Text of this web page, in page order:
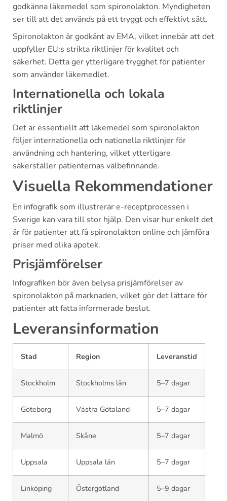
godkänna läkemedel som spironolakton. Myndigheten
ser till att det används på ett tryggt och effektivt sätt.
Spironolakton är godkänt av EMA, vilket innebär att det
uppfyller EU:s strikta riktlinjer för kvalitet och
säkerhet. Detta ger ytterligare trygghet för patienter
som använder läkemedlet.
Internationella och lokala
riktlinjer
Det är essentiellt att läkemedel som spironolakton
följer internationella och nationella riktlinjer för
användning och hantering, vilket ytterligare
säkerställer patienternas välbefinnande.
Visuella Rekommendationer
En infografik som illustrerar e-receptprocessen i
Sverige kan vara till stor hjälp. Den visar hur enkelt det
är för patienter att få spironolakton online och jämföra
priser med olika apotek.
Prisjämförelser
Infografiken bör även belysa prisjämförelser av
spironolakton på marknaden, vilket gör det lättare för
patienter att fatta informerade beslut.
Leveransinformation
Stad Region Leveranstid
Stockholm Stockholms län 5–7 dagar
Göteborg Västra Götaland 5–7 dagar
Malmö Skåne 5–7 dagar
Uppsala Uppsala län 5–7 dagar
Linköping Östergötland 5–9 dagar